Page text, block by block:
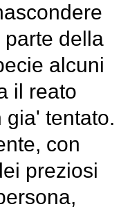
della
alcuni
il reato
gia' tentato.
con
preziosi